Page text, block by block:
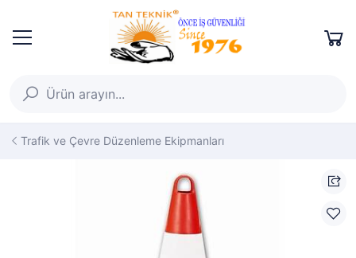
Trafik ve Çevre Düzenleme Ekipmanları